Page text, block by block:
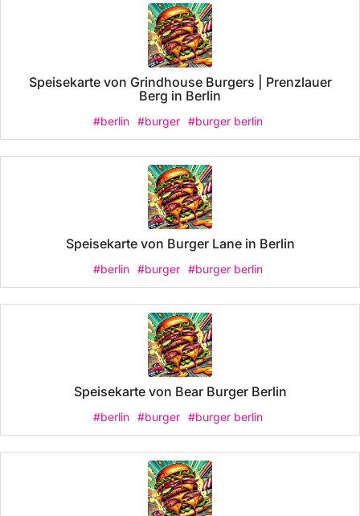
Speisekarte von Grindhouse Burgers | Prenzlauer
Berg in Berlin
#berlin #burger #burger berlin
Speisekarte von Burger Lane in Berlin
#berlin #burger #burger berlin
Speisekarte von Bear Burger Berlin
#berlin #burger #burger berlin